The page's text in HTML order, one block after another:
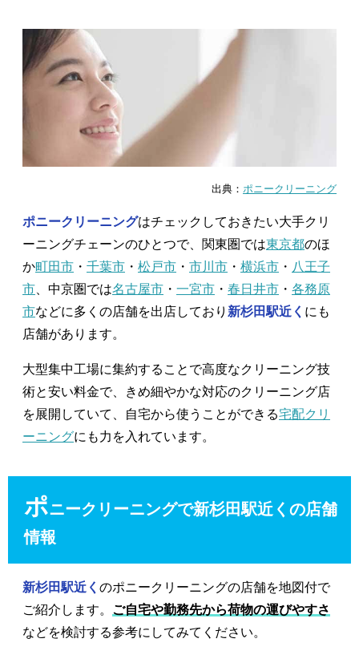
出典： ポニークリーニング
ポニークリーニングはチェックしておきたい大手クリ
ーニングチェーンのひとつで、関東圏では東京都のほ
か町田市 ・ 千葉市 ・ 松戸市 ・ 市川市 ・ 横浜市 ・ 八王子
市 、中京圏では名古屋市 ・ 一宮市 ・ 春日井市 ・ 各務原
市などに多くの店舗を出店しており 新杉田駅近く にも
店舗があります。
大型集中工場に集約することで高度なクリーニング技
術と安い料金で、きめ細やかな対応のクリーニング店
を展開していて、自宅から使うことができる宅配クリ
ーニングにも力を入れています。
ポニークリーニングで新杉田駅近くの店舗
情報
新杉田駅近く のポニークリーニングの店舗を地図付で
ご紹介します。 ご自宅や勤務先から荷物の運びやすさ
などを検討する参考にしてみてください。